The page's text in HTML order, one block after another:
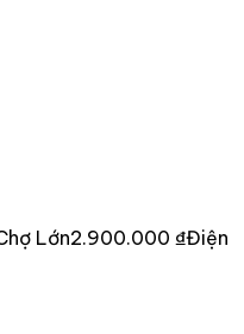
Lớn2.900.000 ₫Điện